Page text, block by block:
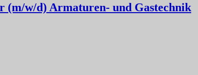
(m/w/d) Armaturen- und Gastechnik